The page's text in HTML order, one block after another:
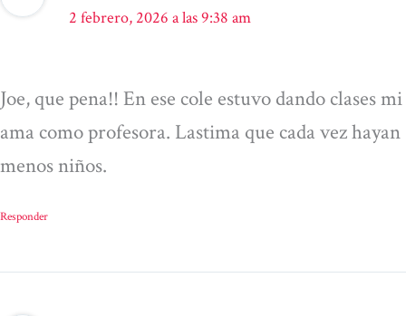
2 febrero, 2026 a las 9:38 am
Joe, que pena!! En ese cole estuvo dando clases mi
ama como profesora. Lastima que cada vez hayan
menos niños.
Responder